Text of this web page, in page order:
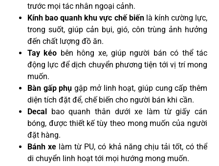
trước mọi tác nhân ngoại cảnh.
Kính bao quanh khu vực chế biến là kính cường lực,
trong suốt, giúp cản bụi, gió, côn trùng ảnh hưởng
đến chất lượng đồ ăn.
Tay kéo bên hông xe, giúp người bán có thể tác
động lực để dịch chuyển phương tiện tới vị trí mong
muốn.
Bàn gấp phụgập mở linh hoạt, giúp cung cấp thêm
diện tích đặt để, chế biến cho người bán khi cần.
Decal
bao quanh thân dưới xe làm từ giấy cán
bóng, được thiết kế tùy theo mong muốn của người
đặt hàng.
Bánh xe làm từ PU, có khả năng chịu tải tốt, có thể
di chuyển linh hoạt tới mọi hướng mong muốn.